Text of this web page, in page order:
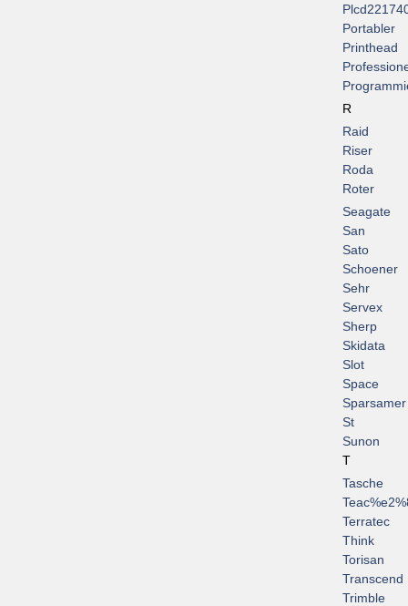
Portabler
Printhead
R
Raid
Riser
Roda
Roter
Seagate
San
Sato
Schoener
Sehr
Servex
Sherp
Skidata
Slot
Space
Sparsamer
St
Sunon
T
Tasche
Terratec
Think
Torisan
Transcend
Trimble